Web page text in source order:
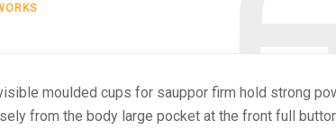
moulded cups for sauppor firm hold strong
from the body large pocket at the front full